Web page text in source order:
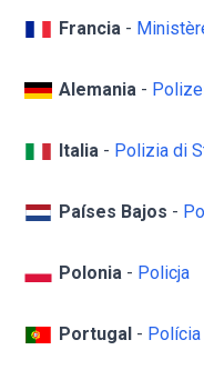
Francia -
Alemania -
Italia - Polizia di
Países Bajos -
Polonia - Policja
Portugal -